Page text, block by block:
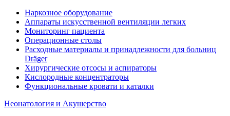
Наркозное оборудование
Аппараты искусственной вентиляции легких
Мониторинг пациента
Операционные столы
Расходные материалы и принадлежности для больниц
Dräger
Хирургические отсосы и аспираторы
Кислородные концентраторы
Функциональные кровати и каталки
Неонатология и Акушерство